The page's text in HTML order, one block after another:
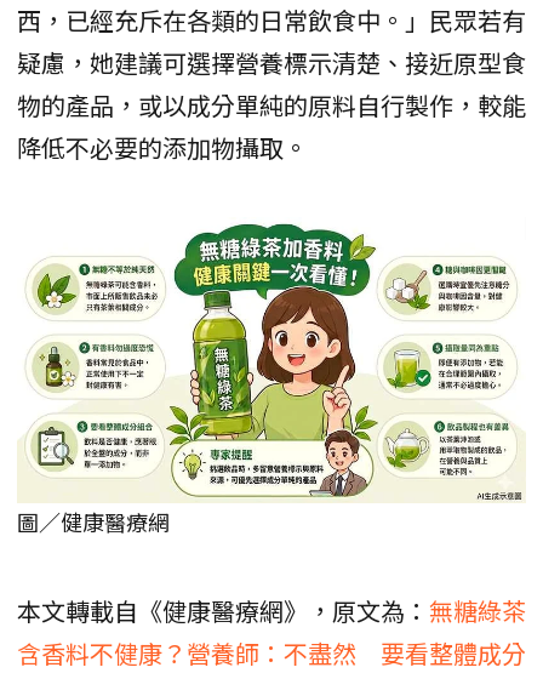
西，已經充斥在各類的日常飲食中。」民眾若有
疑慮，她建議可選擇營養標示清楚、接近原型食
物的產品，或以成分單純的原料自行製作，較能
降低不必要的添加物攝取。
圖／健康醫療網
本文轉載自《健康醫療網》，原文為： 無糖綠茶
含香料不健康？營養師：不盡然 要看整體成分